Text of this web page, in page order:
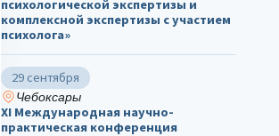
психологической экспертизы и
комплексной экспертизы с участием
психолога»
29 сентября
Чебоксары
ХΙ Международная научно-
практическая конференция